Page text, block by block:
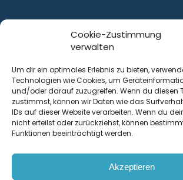
Cookie-Zustimmung
verwalten
Um dir ein optimales Erlebnis zu bieten,
Technologien wie Cookies, um
und/oder darauf zuzugreifen. Wenn du diesen
zustimmst, können wir Daten wie das
IDs auf dieser Website verarbeiten. Wenn du
nicht erteilst oder zurückziehst, können
Funktionen beeinträchtigt werden.
Akzeptieren
ist ein Service von
Krenn Real GmbH
Tischlerstraße 12
4050Traun| Österreich
Kontakt